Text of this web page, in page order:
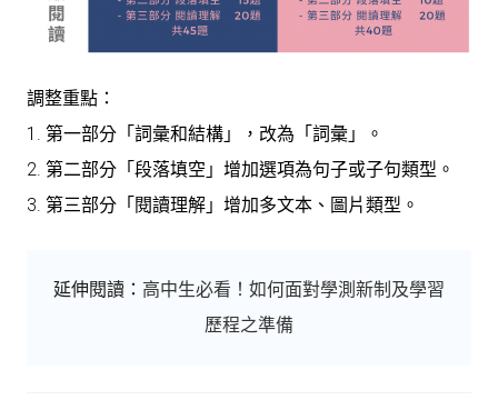
調整重點：
1. 第一部分「詞彙和結構」，改為「詞彙」。
2. 第二部分「段落填空」增加選項為句子或子句類型。
3. 第三部分「閱讀理解」增加多文本、圖片類型。
延伸閱讀： 高中生必看！如何面對學測新制及學習
歷程之準備